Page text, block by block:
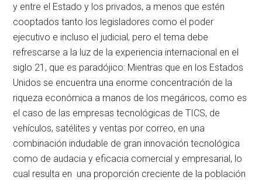
y entre el Estado y los privados, a menos que estén
cooptados tanto los legisladores como el poder
ejecutivo e incluso el judicial, pero el tema debe
refrescarse a la luz de la experiencia internacional en el
siglo 21, que es paradójico: Mientras que en los Estados
Unidos se encuentra una enorme concentración de la
riqueza económica a manos de los megáricos, como es
el caso de las empresas tecnológicas de TICS, de
vehículos, satélites y ventas por correo, en una
combinación indudable de gran innovación tecnológica
como de audacia y eficacia comercial y empresarial, lo
cual resulta en una proporción creciente de la población